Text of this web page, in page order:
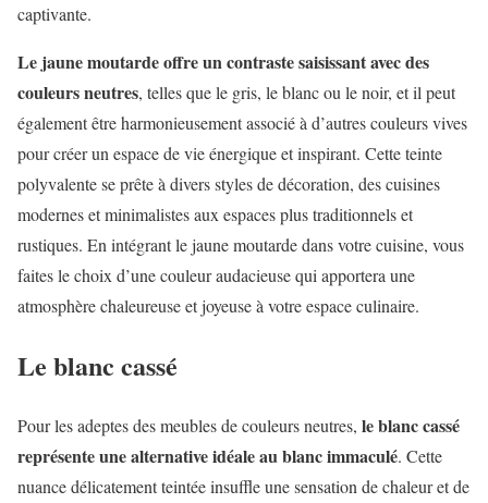
captivante.
Le jaune moutarde offre un contraste saisissant avec des
couleurs neutres, telles que le gris, le blanc ou le noir, et il peut
également être harmonieusement associé à d’autres couleurs vives
pour créer un espace de vie énergique et inspirant. Cette teinte
polyvalente se prête à divers styles de décoration, des cuisines
modernes et minimalistes aux espaces plus traditionnels et
rustiques. En intégrant le jaune moutarde dans votre cuisine, vous
faites le choix d’une couleur audacieuse qui apportera une
atmosphère chaleureuse et joyeuse à votre espace culinaire.
Le blanc cassé
Pour les adeptes des meubles de couleurs neutres, le blanc cassé
représente une alternative idéale au blanc immaculé. Cette
nuance délicatement teintée insuffle une sensation de chaleur et de